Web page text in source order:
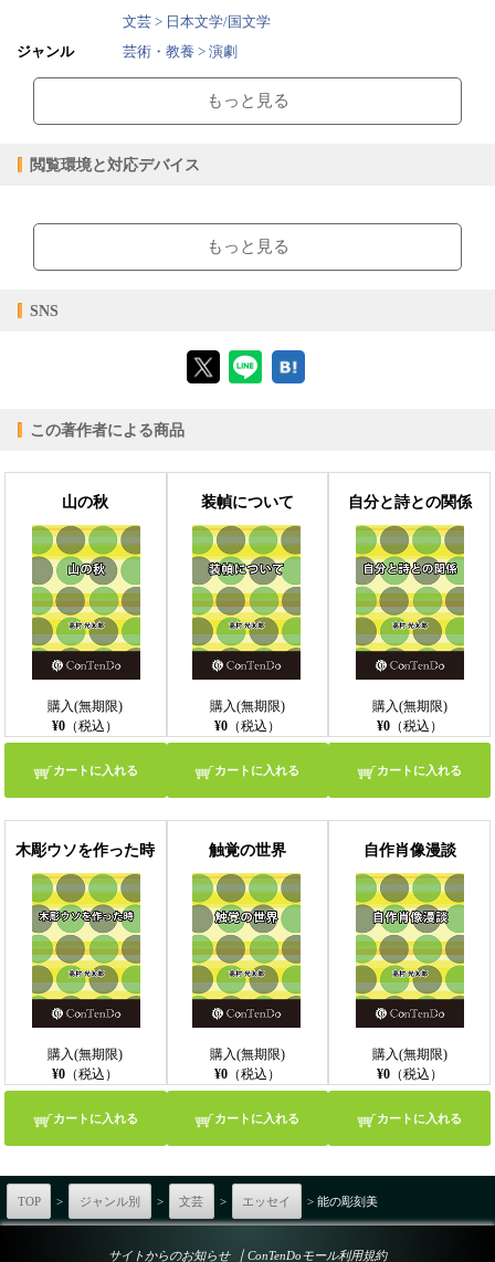
ジャンル
文芸 > 日本文学/国文学
芸術・教養 > 演劇
芸術・教養 > 版画・彫刻
無料文庫 > 無料文庫
ファイルサイズ 1.01MB
【販売形態】
商品価格（税込）
¥0
-
もっと見る
閲覧環境と対応デバイス
ブラウザビューア・PC版ConTenDoビューア・モバイルビューア
【対応デバイス】
【PC版ConTenDoビューア】
【モバイルビューア】
もっと見る
SNS
この著作者による商品
山の秋
購入(無期限)
¥0 （税込）
カートに入れる
装幀について
購入(無期限)
¥0（税込）
カートに入れる
自分と詩との関係
購入(無期限)
¥0（税込）
カートに入れる
木彫ウソを作った時
購入(無期限)
¥0 （税込）
カートに入れる
触覚の世界
購入(無期限)
¥0（税込）
カートに入れる
自作肖像漫談
購入(無期限)
¥0（税込）
カートに入れる
TOP > ジャンル別 > 文芸 > エッセイ > 能の彫刻美
サイトからのお知らせ ｜ ConTenDoモール利用規約